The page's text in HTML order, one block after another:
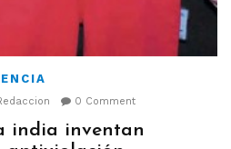
0 Comment
india inventan